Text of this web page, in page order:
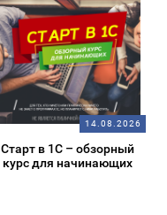
14.08.2026
Старт в 1С – обзорный
курс для начинающих